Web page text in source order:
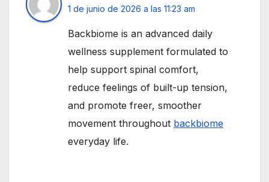
1 de junio de 2026 a las 11:23 am
Backbiome is an advanced daily
wellness supplement formulated to
help support spinal comfort,
reduce feelings of built-up tension,
and promote freer, smoother
movement throughout backbiome
everyday life.